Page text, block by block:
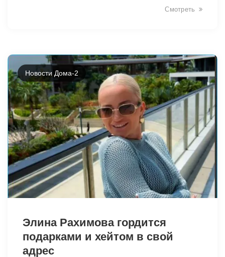
Смотреть
Новости Дома-2
Элина Рахимова гордится
подарками и хейтом в свой
адрес